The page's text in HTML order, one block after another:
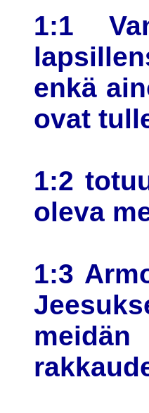
1:1
enkä
ovat
1:2
oleva
1:3